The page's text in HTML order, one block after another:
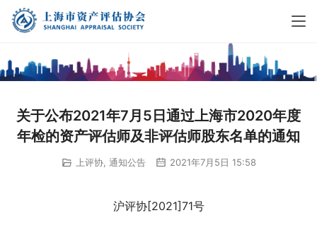
关于公布2021年7月5日通过上海市2020年度
年检的资产评估师及非评估师股东名单的通知
上评协, 通知公告 2021年7月5日 15:58
沪评协[2021]71号